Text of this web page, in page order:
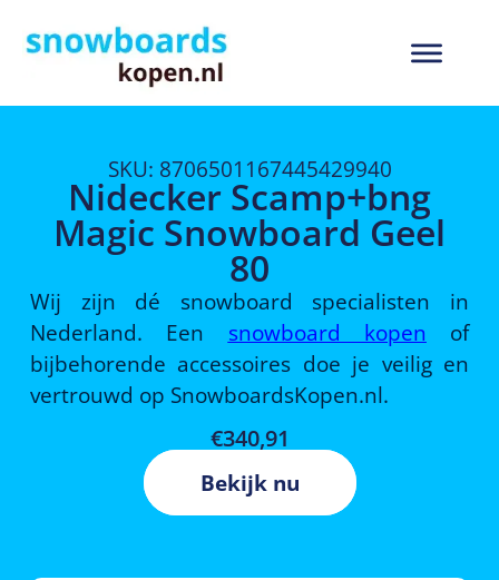
SKU: 8706501167445429940
Nidecker Scamp+bng
Magic Snowboard Geel
80
Wij zijn dé snowboard specialisten in
Nederland. Een snowboard kopen of
bijbehorende accessoires doe je veilig en
vertrouwd op SnowboardsKopen.nl.
€340,91
Bekijk nu